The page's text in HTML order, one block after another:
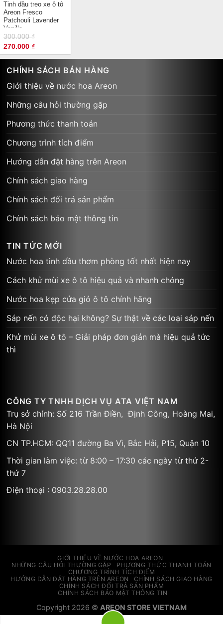
Tinh dầu treo xe ô tô
Areon Fresco
Patchouli Lavender
Vanilla
300.000₫
Giá
gốc
là:
270.000 ₫Giá
hiện
tại
270.000 ₫.
CHÍNH SÁCH BÁN HÀNG
Giới thiệu về nước hoa Areon
Những câu hỏi thường gặp
Phương thức thanh toán
Chương trình tích điểm
Hướng dẫn đặt hàng trên Areon
Chính sách giao hàng
Chính sách đổi trả sản phẩm
Chính sách bảo mật thông tin
TIN TỨC MỚI
Nước hoa tinh dầu thơm phòng tốt nhất hiện nay
Cách khử mùi xe ô tô hiệu quả và nhanh chóng
Nước hoa kẹp cửa gió ô tô chính hãng
Sáp nến có độc hại không? Sự thật về các loại sáp nến
Khử mùi xe ô tô – Giải pháp đơn giản mà hiệu quả tức
thì
CÔNG TY TNHH DỊCH VỤ ATA VIỆT NAM
Trụ sở chính: Số 216 Trần Điền, Định Công, Hoàng Mai,
Hà Nội
CN TP.HCM: QQ11 đường Ba Vì, Bắc Hải, P15, Quận 10
Thời gian làm việc: từ 8:00 – 17:30 các ngày từ thứ 2-
thứ 7
Điện thoại : 0903.28.28.00
GIỚI THIỆU VỀ NƯỚC HOA AREON
NHỮNG CÂU HỎI THƯỜNG GẶP
PHƯƠNG THỨC THANH TOÁN
CHƯƠNG TRÌNH TÍCH ĐIỂM
HƯỚNG DẪN ĐẶT HÀNG TRÊN AREON
CHÍNH SÁCH GIAO HÀNG
CHÍNH SÁCH ĐỔI TRẢ SẢN PHẨM
CHÍNH SÁCH BẢO MẬT THÔNG TIN
Copyright 2026 © AREON STORE VIETNAM